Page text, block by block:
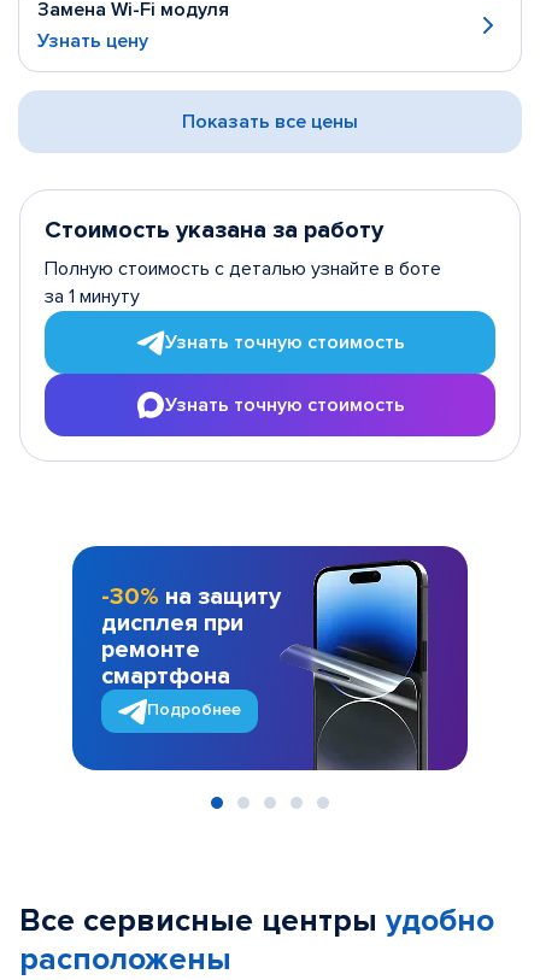
Замена Wi-Fi модуля
Узнать цену
Показать все цены
Стоимость указана за работу
Полную стоимость с деталью узнайте в боте
за 1 минуту
Узнать точную стоимость
Узнать точную стоимость
-30% на защиту
дисплея при
ремонте
смартфона
Подробнее
Все сервисные центры удобно
расположены